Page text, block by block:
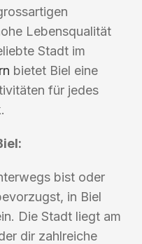
Lebensqualität
Stadt im
bietet Biel eine
für jedes
bist oder
in Biel
Die Stadt liegt am
dir zahlreiche